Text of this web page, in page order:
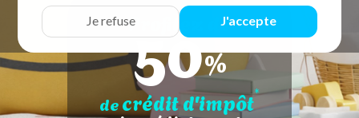
Je refuse J'accepte
Profitez de
50%
decrédit d'impôt*